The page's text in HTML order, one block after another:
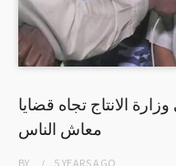
الانتاج تجاه قضايا
معاش الناس
BY 5 YEARSAGO